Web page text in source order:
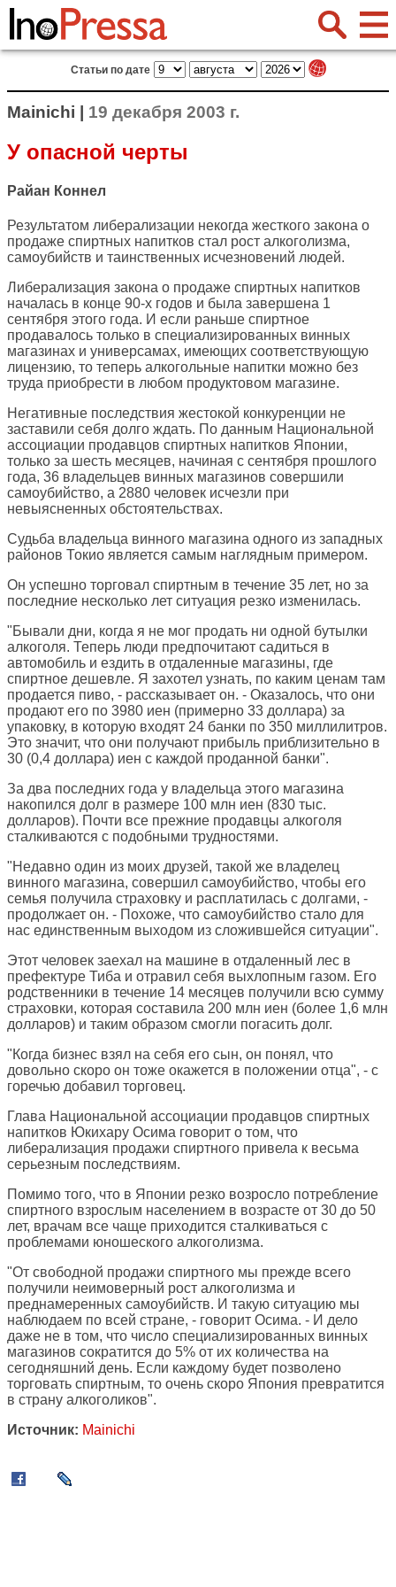
Статьи по дате
Mainichi | 19 декабря 2003 г.
У опасной черты
Райан Коннел
Результатом либерализации некогда жесткого закона о
продаже спиртных напитков стал рост алкоголизма,
самоубийств и таинственных исчезновений людей.
Либерализация закона о продаже спиртных напитков
началась в конце 90-х годов и была завершена 1
сентября этого года. И если раньше спиртное
продавалось только в специализированных винных
магазинах и универсамах, имеющих соответствующую
лицензию, то теперь алкогольные напитки можно без
труда приобрести в любом продуктовом магазине.
Негативные последствия жестокой конкуренции не
заставили себя долго ждать. По данным Национальной
ассоциации продавцов спиртных напитков Японии,
только за шесть месяцев, начиная с сентября прошлого
года, 36 владельцев винных магазинов совершили
самоубийство, а 2880 человек исчезли при
невыясненных обстоятельствах.
Судьба владельца винного магазина одного из западных
районов Токио является самым наглядным примером.
Он успешно торговал спиртным в течение 35 лет, но за
последние несколько лет ситуация резко изменилась.
"Бывали дни, когда я не мог продать ни одной бутылки
алкоголя. Теперь люди предпочитают садиться в
автомобиль и ездить в отдаленные магазины, где
спиртное дешевле. Я захотел узнать, по каким ценам там
продается пиво, - рассказывает он. - Оказалось, что они
продают его по 3980 иен (примерно 33 доллара) за
упаковку, в которую входят 24 банки по 350 миллилитров.
Это значит, что они получают прибыль приблизительно в
30 (0,4 доллара) иен с каждой проданной банки".
За два последних года у владельца этого магазина
накопился долг в размере 100 млн иен (830 тыс.
долларов). Почти все прежние продавцы алкоголя
сталкиваются с подобными трудностями.
"Недавно один из моих друзей, такой же владелец
винного магазина, совершил самоубийство, чтобы его
семья получила страховку и расплатилась с долгами, -
продолжает он. - Похоже, что самоубийство стало для
нас единственным выходом из сложившейся ситуации".
Этот человек заехал на машине в отдаленный лес в
префектуре Тиба и отравил себя выхлопным газом. Его
родственники в течение 14 месяцев получили всю сумму
страховки, которая составила 200 млн иен (более 1,6 млн
долларов) и таким образом смогли погасить долг.
"Когда бизнес взял на себя его сын, он понял, что
довольно скоро он тоже окажется в положении отца", - с
горечью добавил торговец.
Глава Национальной ассоциации продавцов спиртных
напитков Юкихару Осима говорит о том, что
либерализация продажи спиртного привела к весьма
серьезным последствиям.
Помимо того, что в Японии резко возросло потребление
спиртного взрослым населением в возрасте от 30 до 50
лет, врачам все чаще приходится сталкиваться с
проблемами юношеского алкоголизма.
"От свободной продажи спиртного мы прежде всего
получили неимоверный рост алкоголизма и
преднамеренных самоубийств. И такую ситуацию мы
наблюдаем по всей стране, - говорит Осима. - И дело
даже не в том, что число специализированных винных
магазинов сократится до 5% от их количества на
сегодняшний день. Если каждому будет позволено
торговать спиртным, то очень скоро Япония превратится
в страну алкоголиков".
Источник: Mainichi